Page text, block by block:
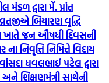
મંડળ દ્વારા મેં. પ્રાંત
બિયારણ વૃદ્ધિ
ખાતે જન ઔષધી દિવસની
નિવૃત્તિ નિમિત્તે વિદાય
ધવલભાઈ પટેલ દ્વારા
અને શિક્ષણમંત્રી સાથેની